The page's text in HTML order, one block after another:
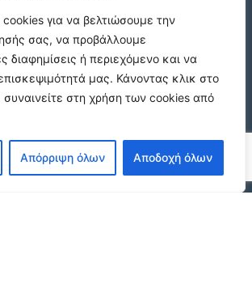
για να βελτιώσουμε την
σας, να προβάλλουμε
διαφημίσεις ή περιεχόμενο και να
μας. Κάνοντας κλικ στο
στη χρήση των cookies από
Απόρριψη όλων Αποδοχή όλων
ΔΙΑΜΕΡΙΣΜΑΤΟΣ ΧΑΡΙΛΑΟΥ
ΘΕΣΣΑΛΟΝΙΚΗ
€600 /μήνα
ακινητου Μ480 καταστημα στον
Ευοσμο